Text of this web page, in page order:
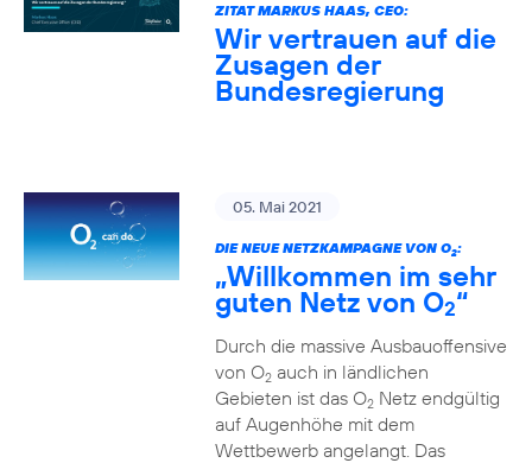
ZITAT MARKUS HAAS, CEO:
Wir vertrauen auf die
Zusagen der
Bundesregierung
05. Mai 2021
DIE NEUE NETZKAMPAGNE VON O2:
„Willkommen im sehr
guten Netz von O2“
Durch die massive Ausbauoffensive
von O2auch in ländlichen
Gebieten ist das O2Netz endgültig
auf Augenhöhe mit dem
Wettbewerb angelangt. Das